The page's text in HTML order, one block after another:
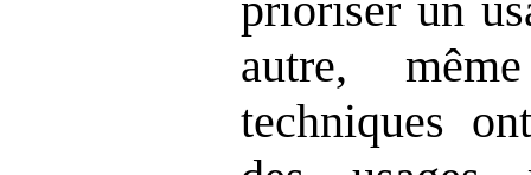
autre,
techniques